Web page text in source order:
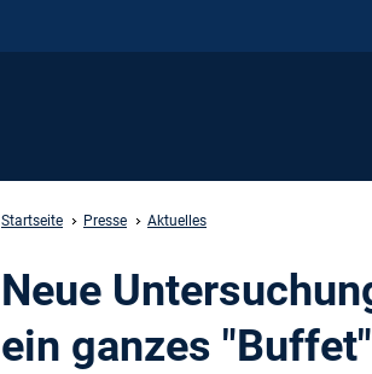
Startseite Presse Aktuelles
Neue
ein ganzes